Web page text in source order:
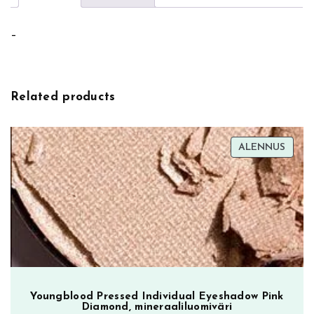
–
Related products
ALENNUS
Youngblood Pressed Individual Eyeshadow Pink
Diamond, mineraaliluomiväri